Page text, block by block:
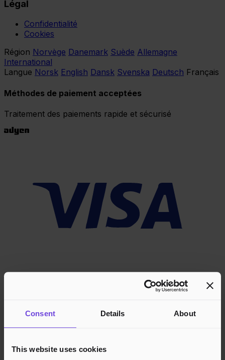
Consent Details About
This website uses cookies
Légal
Confidentialité
Cookies
Région Norvège Danemark Suède Allemagne
International
Langue Norsk English Dansk Svenska Deutsch Français
Méthodes de paiement acceptées
Traitement des paiements rapide et sécurisé